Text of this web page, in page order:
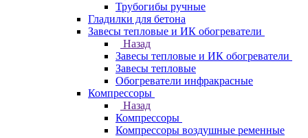
Трубогибы ручные
Гладилки для бетона
Завесы тепловые и ИК обогреватели
Назад
Завесы тепловые и ИК обогреватели
Завесы тепловые
Обогреватели инфракрасные
Компрессоры
Назад
Компрессоры
Компрессоры воздушные ременные